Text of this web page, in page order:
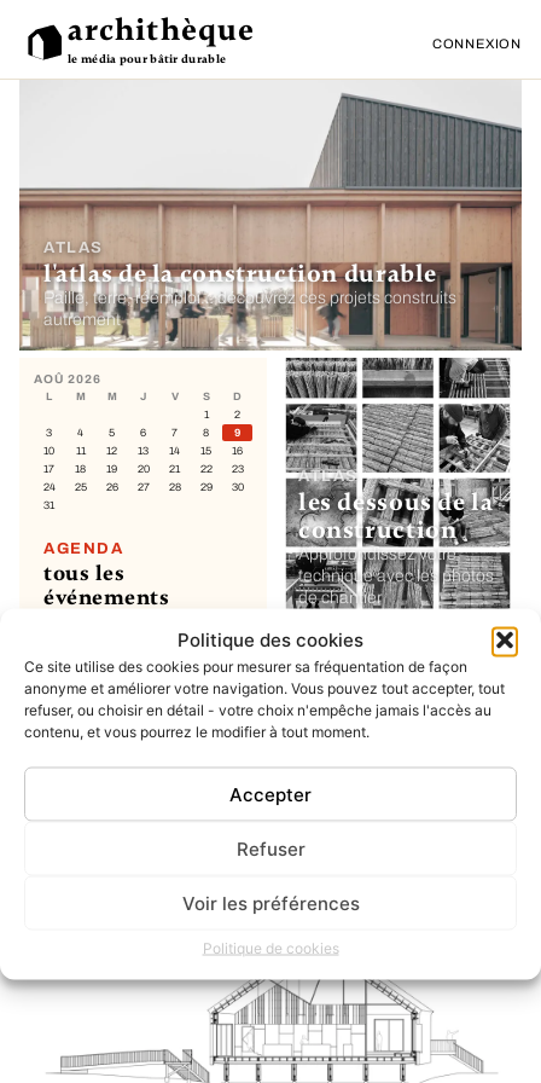
Politique des cookies
Ce site utilise des cookies pour mesurer sa fréquentation de façon
anonyme et améliorer votre navigation. Vous pouvez tout accepter, tout
refuser, ou choisir en détail - votre choix n'empêche jamais l'accès au
contenu, et vous pourrez le modifier à tout moment.
Accepter
Refuser
Voir les préférences
Politique de cookies
archithèque
le média pour bâtir durable
CONNEXION
ATLAS
l'atlas de la construction durable
Paille, terre, réemploi… découvrez ces projets construits
autrement
ATLAS
les dessous de la
construction
Approfondissez votre
technique avec les photos
de chantier
AOÛ 2026
L M M J V S
D
1
2
3
4 5 6 7 8
9
10
11 12 13 14 15
16
17
18 19 20 21 22
23
24
25 26 27 28 29
30
31
AGENDA
tous les
événements
MON COMPTE
soumettre un
projet ou un
évènement